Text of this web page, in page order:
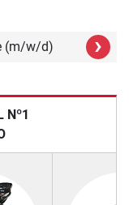
(m/w/d) ›
Nº1